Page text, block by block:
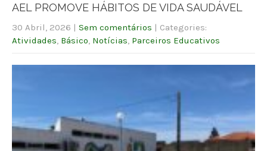
AEL PROMOVE HÁBITOS DE VIDA SAUDÁVEL
30 Abril, 2026 | Sem comentários | Categories:
Atividades Básico Notícias Parceiros Educativos